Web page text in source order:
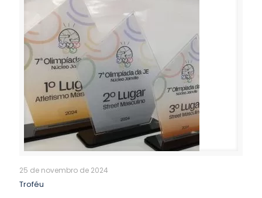
25 de novembro de 2024
Troféu